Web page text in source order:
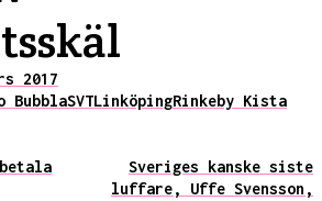
2017
BubblaSVTLinköpingRinkeby Kista
Sveriges kanske siste
luffare, Uffe Svensson,